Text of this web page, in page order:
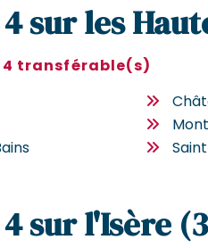
sur les
4 transférable(s)
sur l'Isère